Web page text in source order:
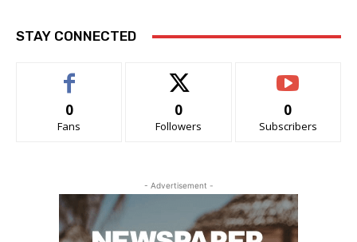
STAY CONNECTED
0
Fans
0
Followers
0
Subscribers
- Advertisement -